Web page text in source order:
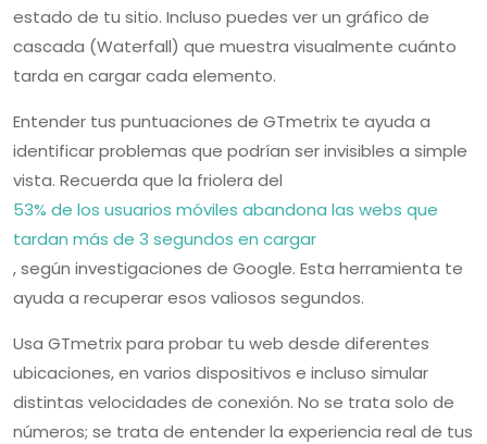
estado de tu sitio. Incluso puedes ver un gráfico de
cascada (Waterfall) que muestra visualmente cuánto
tarda en cargar cada elemento.
Entender tus puntuaciones de GTmetrix te ayuda a
identificar problemas que podrían ser invisibles a simple
vista. Recuerda que la friolera del
53% de los usuarios móviles abandona las webs que
tardan más de 3 segundos en cargar
, según investigaciones de Google. Esta herramienta te
ayuda a recuperar esos valiosos segundos.
Usa GTmetrix para probar tu web desde diferentes
ubicaciones, en varios dispositivos e incluso simular
distintas velocidades de conexión. No se trata solo de
números; se trata de entender la experiencia real de tus